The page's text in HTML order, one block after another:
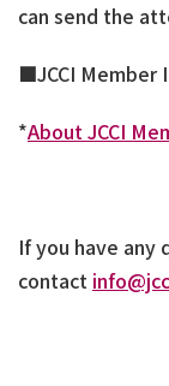
can send the
■JCCI Member
*About JCCI
If you have any
contact